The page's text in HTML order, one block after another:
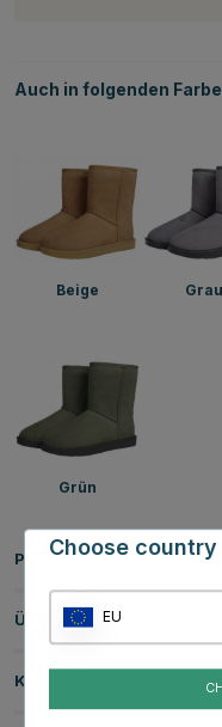
Auch in folgenden
Beige Grau
Grün
Produktinformationen
Über die Marke
Kundenbewertungen
Choose country
EU